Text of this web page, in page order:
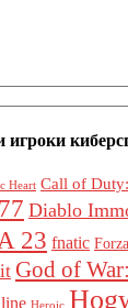
Heart Call of
Diablo
23 fnatic
God of
Heroic